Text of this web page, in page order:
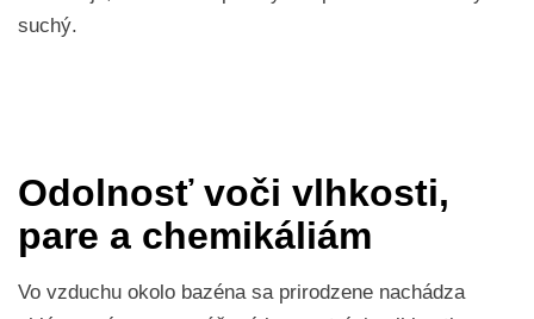
suchý.
Odolnosť voči vlhkosti,
pare a chemikáliám
Vo vzduchu okolo bazéna sa prirodzene nachádza